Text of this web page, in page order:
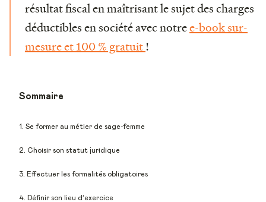
résultat fiscal en maîtrisant le sujet des charges
déductibles en société avec notree-book sur-
mesure et 100 % gratuit!
Sommaire
1. Se former au métier de sage-femme
2. Choisir son statut juridique
3. Effectuer les formalités obligatoires
4. Définir son lieu d’exercice